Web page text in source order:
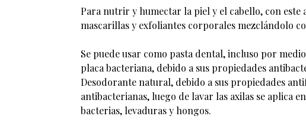
Para nutrir y humectar la piel y el cabello, con este
mascarillas y exfoliantes corporales mezclándolo
Se puede usar como pasta dental, incluso por
placa bacteriana, debido a sus propiedades
Desodorante natural, debido a sus propiedades
antibacterianas, luego de lavar las axilas se aplica
bacterias, levaduras y hongos.